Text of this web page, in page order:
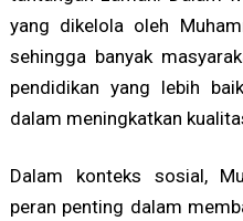
yang dikelola oleh
sehingga banyak
pendidikan yang lebih
dalam meningkatkan
Dalam konteks sosial,
peran penting dalam